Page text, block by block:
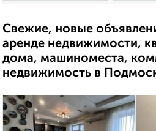
Свежие, новые
аренде недвижимости,
дома, машиноместа,
недвижимость в